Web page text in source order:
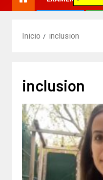
Inicio inclusion
inclusion